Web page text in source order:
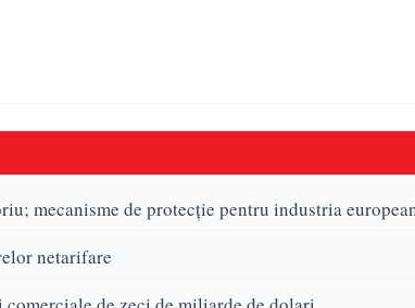
mecanisme de protecție pentru industria
netarifare